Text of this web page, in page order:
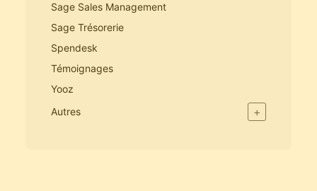
Sage Sales Management
Sage Trésorerie
Spendesk
Témoignages
Yooz
Autres
+